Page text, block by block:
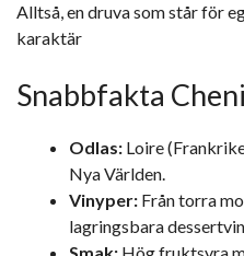
Alltså, en druva som står för
karaktär
Snabbfakta
Odlas: Loire
Nya Världen.
Vinyper: Från torra
lagringsbara